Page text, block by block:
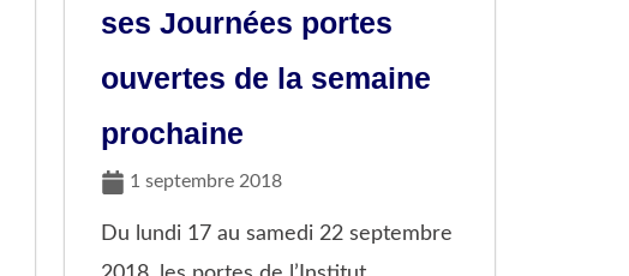
ses Journées portes
ouvertes de la semaine
prochaine
1 septembre 2018
Du lundi 17 au samedi 22 septembre